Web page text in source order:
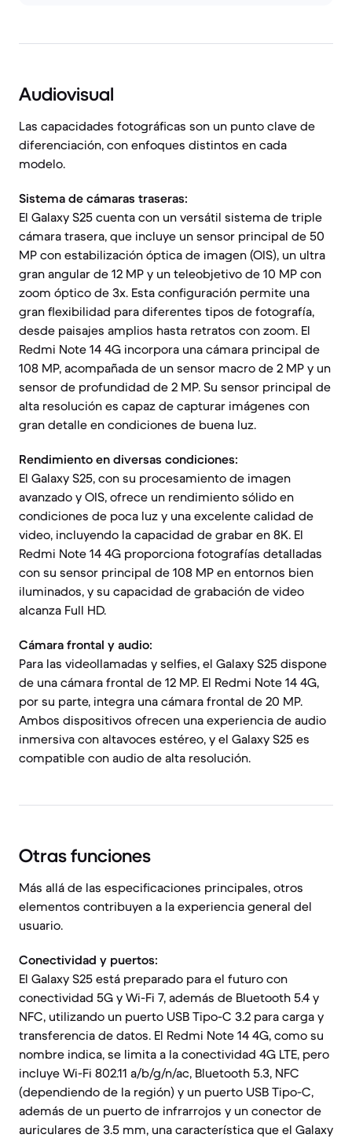
Audiovisual
Las capacidades fotográficas son un punto clave de
diferenciación, con enfoques distintos en cada
modelo.
Sistema de cámaras traseras:
El Galaxy S25 cuenta con un versátil sistema de triple
cámara trasera, que incluye un sensor principal de 50
MP con estabilización óptica de imagen (OIS), un ultra
gran angular de 12 MP y un teleobjetivo de 10 MP con
zoom óptico de 3x. Esta configuración permite una
gran flexibilidad para diferentes tipos de fotografía,
desde paisajes amplios hasta retratos con zoom. El
Redmi Note 14 4G incorpora una cámara principal de
108 MP, acompañada de un sensor macro de 2 MP y un
sensor de profundidad de 2 MP. Su sensor principal de
alta resolución es capaz de capturar imágenes con
gran detalle en condiciones de buena luz.
Rendimiento en diversas condiciones:
El Galaxy S25, con su procesamiento de imagen
avanzado y OIS, ofrece un rendimiento sólido en
condiciones de poca luz y una excelente calidad de
video, incluyendo la capacidad de grabar en 8K. El
Redmi Note 14 4G proporciona fotografías detalladas
con su sensor principal de 108 MP en entornos bien
iluminados, y su capacidad de grabación de video
alcanza Full HD.
Cámara frontal y audio:
Para las videollamadas y selfies, el Galaxy S25 dispone
de una cámara frontal de 12 MP. El Redmi Note 14 4G,
por su parte, integra una cámara frontal de 20 MP.
Ambos dispositivos ofrecen una experiencia de audio
inmersiva con altavoces estéreo, y el Galaxy S25 es
compatible con audio de alta resolución.
Otras funciones
Más allá de las especificaciones principales, otros
elementos contribuyen a la experiencia general del
usuario.
Conectividad y puertos:
El Galaxy S25 está preparado para el futuro con
conectividad 5G y Wi-Fi 7, además de Bluetooth 5.4 y
NFC, utilizando un puerto USB Tipo-C 3.2 para carga y
transferencia de datos. El Redmi Note 14 4G, como su
nombre indica, se limita a la conectividad 4G LTE, pero
incluye Wi-Fi 802.11 a/b/g/n/ac, Bluetooth 5.3, NFC
(dependiendo de la región) y un puerto USB Tipo-C,
además de un puerto de infrarrojos y un conector de
auriculares de 3.5 mm, una característica que el Galaxy